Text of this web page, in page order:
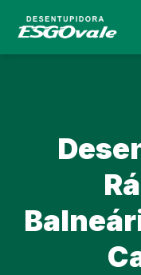
Contato